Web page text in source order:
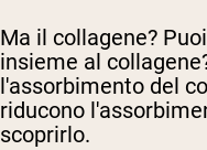
Ma il collagene?
insieme al
l'assorbimento del
riducono
scoprirlo.